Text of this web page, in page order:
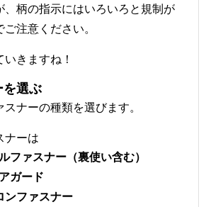
、柄の指示にはいろいろと規制が
注意ください。
きますね！
を選ぶ
ナーの種類を選びます。
ナーは
ファスナー（裏使い含む）
ガード
ンファスナー